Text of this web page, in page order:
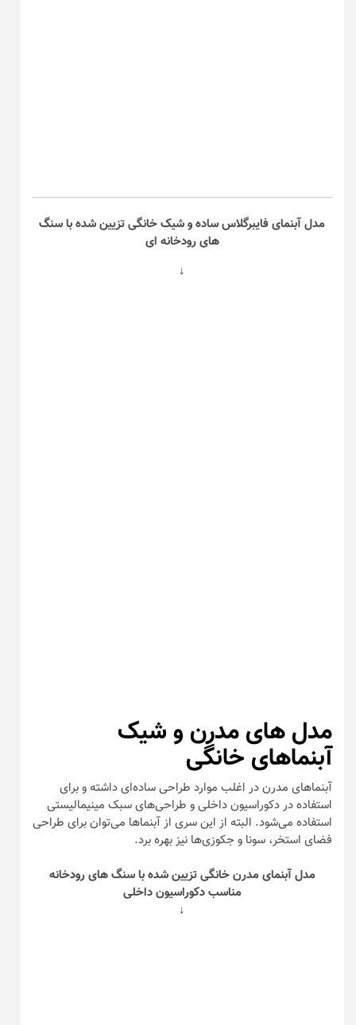
مدل آبنمای فایبرگلاس ساده و شیک خانگی تزیین شده با سنگ
های رودخانه ای
↓
مدل‌ های مدرن و شیک
آبنما‌های خانگی
آبنما‌های مدرن در اغلب موارد طراحی ساده‌ای داشته و برای
استفاده در دکوراسیون داخلی و طراحی‌های سبک مینیمالیستی
استفاده می‌شود. البته از این سری از آبنما‌ها می‌توان برای طراحی
فضای استخر، سونا و جکوزی‌ها نیز بهره برد.
مدل آبنمای مدرن خانگی تزیین شده با سنگ های رودخانه
مناسب دکوراسیون داخلی
↓